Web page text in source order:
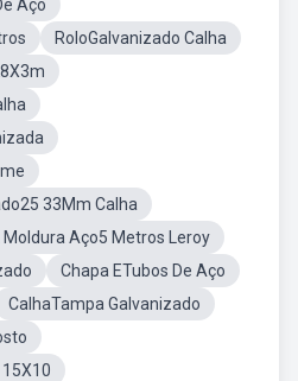
Aço
RoloGalvanizado Calha
33Mm Calha
Moldura Aço5 Metros Leroy
Chapa ETubos De Aço
CalhaTampa Galvanizado